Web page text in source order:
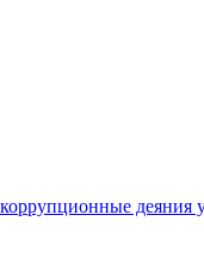
деяния